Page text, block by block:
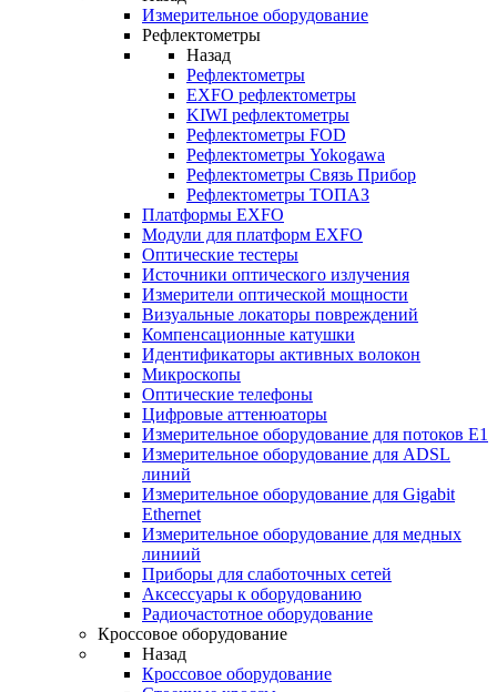
Измерительное оборудование
Рефлектометры
Назад
Рефлектометры
EXFO рефлектометры
KIWI рефлектометры
Рефлектометры FOD
Рефлектометры Yokogawa
Рефлектометры Связь Прибор
Рефлектометры ТОПАЗ
Платформы EXFO
Модули для платформ EXFO
Оптические тестеры
Источники оптического излучения
Измерители оптической мощности
Визуальные локаторы повреждений
Компенсационные катушки
Идентификаторы активных волокон
Микроскопы
Оптические телефоны
Цифровые аттенюаторы
Измерительное оборудование для потоков Е1
Измерительное оборудование для ADSL
линий
Измерительное оборудование для Gigabit
Ethernet
Измерительное оборудование для медных
линиий
Приборы для слаботочных сетей
Аксессуары к оборудованию
Радиочастотное оборудование
Кроссовое оборудование
Назад
Кроссовое оборудование